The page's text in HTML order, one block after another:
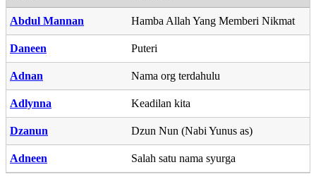
Abdul Mannan Hamba Allah Yang Memberi Nikmat
Daneen Puteri
Adnan Nama org terdahulu
Adlynna Keadilan kita
Dzanun Dzun Nun (Nabi Yunus as)
Adneen Salah satu nama syurga